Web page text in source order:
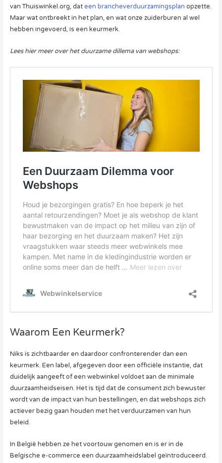
van Thuiswinkel.org, dateen brancheverduurzamingsplan opzette.
Maar wat ontbreekt in het plan, en wat onze zuiderburen al wel
hebben ingevoerd, is een keurmerk.
Lees hier meer over het duurzame dillema van webshops:
Waarom Een Keurmerk?
Niks is zichtbaarder en daardoor confronterender dan een
keurmerk. Een label, afgegeven door een officiële instantie, dat
duidelijk aangeeft of een webwinkel voldoet aan de minimale
duurzaamheidseisen. Het is tijd dat de consument zich bewuster
wordt van de impact van hun bestellingen, en dat webshops zich
actiever bezig gaan houden met het verduurzamen van hun
beleid.
In België hebben ze het voortouw genomen en is er in de
Belgische e-commerce een duurzaamheidslabel geïntroduceerd.